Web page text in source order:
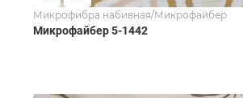
Микрофибра набивная/Микрофайбер
Микрофайбер 5-1442